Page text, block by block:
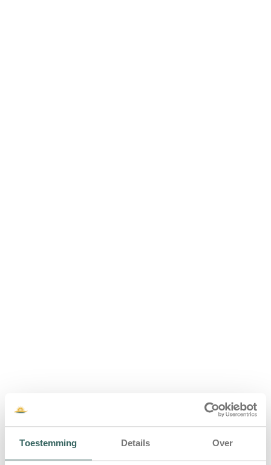
Toestemming Details Over